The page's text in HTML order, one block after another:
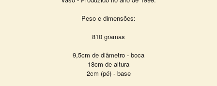
Peso e dimensões:
810 gramas
9,5cm de diâmetro - boca
18cm de altura
2cm (pé) - base